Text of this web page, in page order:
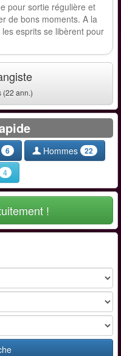
pour sortie régulière et
de bons moments. A la
esprits se libèrent pour
(22 ann.)
6 Hommes 22
4
!